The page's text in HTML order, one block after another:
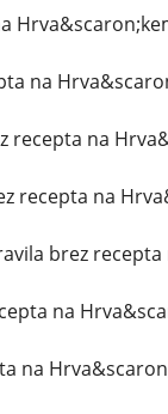
na
recepta na
recepta na
brez
na
na